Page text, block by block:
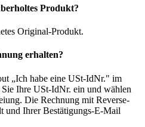
Produkt?
Original-Produkt.
erhalten?
„Ich habe eine USt-IdNr." im
Sie Ihre USt-IdNr. ein und wählen
Die Rechnung mit Reverse-
und Ihrer Bestätigungs-E-Mail